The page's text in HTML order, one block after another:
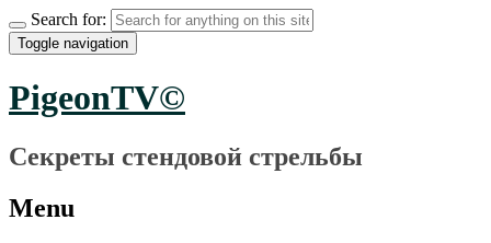
Search for:
Toggle navigation
PigeonTV©
Секреты стендовой стрельбы
Menu